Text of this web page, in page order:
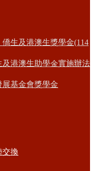
生及港澳生獎學金(114
港澳生助學金實施辦法
基金會獎學金
交換